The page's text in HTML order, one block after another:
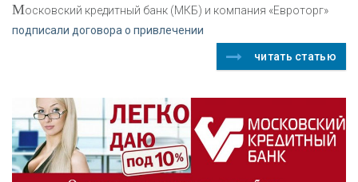
Московский кредитный банк (МКБ) и компания «Евроторг»
подписали договора о привлечении
читать статью